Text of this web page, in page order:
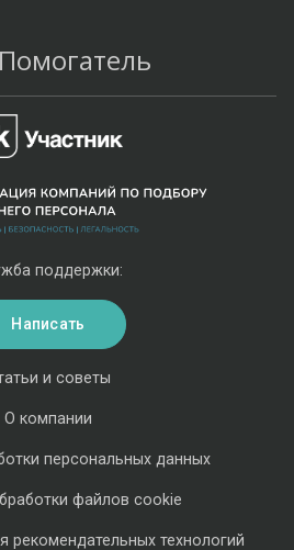
Помогатель
и советы
О компании
персональных данных
файлов cookie
рекомендательных технологий
поддержки:
Написать